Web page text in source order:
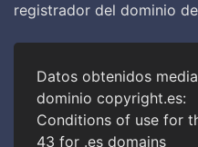
registrador del dominio de
Datos obtenidos
dominio copyright.es:
Conditions of use for
43 for .es domains